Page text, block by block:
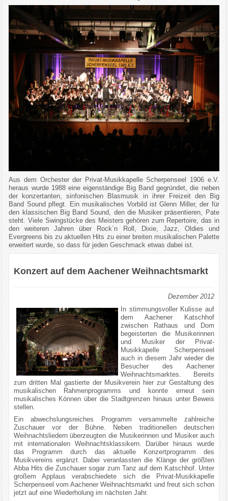
Aus dem Orchester der Privat-Musikkapelle Scherpenseel 1906 e.V.
heraus wurde 1988 eine eigenständige Big Band gegründet, die neben
der konzertanten, sinfonischen Blasmusik in ihrer Freizeit den Big
Band Sound pflegt. Ein musikalisches Vorbild ist Glenn Miller, der für
den klassischen Big Band Sound, den die Musiker präsentieren, Pate
steht. Viele Swingstücke des Meisters gehören zum Repertoire, das in
den weiteren Jahren über Rock´n Roll, Dixie, Jazz, Oldies und
Evergreens bis zu aktuellen Hits zu einer breiten musikalischen Palette
erweitert wurde, so dass für jeden Geschmack etwas dabei ist.
Konzert auf dem Aachener Weihnachtsmarkt
Dezember 2012
In stimmungsvoller Kulisse auf
dem Aachener Katschhof
zwischen Rathaus und Dom
begeisterten die Musikerinnen
und Musiker der Privat-
Musikkapelle Scherpenseel
auch in diesem Jahr wieder die
Besucher des Aachener
Weihnachtsmarktes. Bereits
zum dritten Mal gastierte der Musikverein hier zur Gestaltung des
musikalischen Rahmenprogramms und konnte erneut sein
musikalisches Können über die Stadtgrenzen hinaus unter Beweis
stellen.
Ein abwechslungsreiches Programm versammelte zahlreiche
Zuschauer vor der Bühne. Neben traditionellen deutschen
Weihnachtsliedern überzeugten die Musikerinnen und Musiker auch
mit internationalen Weihnachtsklassikern. Darüber hinaus wurde
das Programm durch das aktuelle Konzertprogramm des
Musikvereins ergänzt. Dabei veranlassten die Klänge der größten
Abba Hits die Zuschauer sogar zum Tanz auf dem Katschhof. Unter
großem Applaus verabschiedete sich die Privat-Musikkapelle
Scherpenseel vom Aachener Weihnachtsmarkt und freut sich schon
jetzt auf eine Wiederholung im nächsten Jahr.